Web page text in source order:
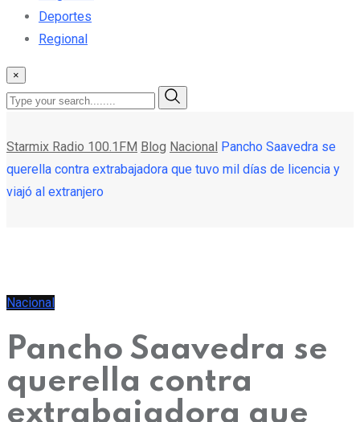
Deportes
Regional
×
Starmix Radio 100.1FM Blog Nacional Pancho Saavedra se
querella contra extrabajadora que tuvo mil días de licencia y
viajó al extranjero
Nacional
Pancho Saavedra se
querella contra
extrabajadora que